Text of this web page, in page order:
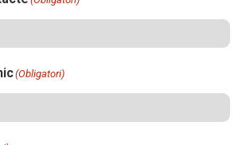
(Obligatori)